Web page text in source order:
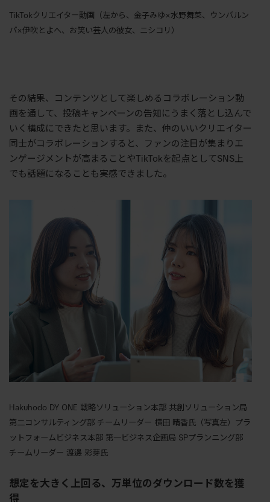
TikTokクリエイター動画（左から、金子みゆ×水野舞菜、ウンパルン
パ×伊吹とよへ、お笑い芸人の彼女、ニシコリ）
その結果、コンテンツとして楽しめるコラボレーション動
画を通して、投稿キャンペーンの告知にうまく落とし込んで
いく構成にできたと思います。また、仲のいいクリエイター
同士がコラボレーションすると、ファンの注目が集まりエ
ンゲージメントが高まることや TikTok を起点として SNS上
でも話題になることも実感できました。
Hakuhodo DY ONE 戦略ソリューション本部 共創ソリューション局
第二コンサルティング部 チームリーダー 横田 晴香氏（写真左）プラ
ットフォームビジネス本部 第一ビジネス企画局 SPプランニング部
チームリーダー 渡邊 彩芽氏
想定を大きく上回る、万単位のダウンロード数を獲
得